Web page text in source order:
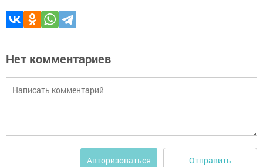
Нет комментариев
Авторизоваться Отправить